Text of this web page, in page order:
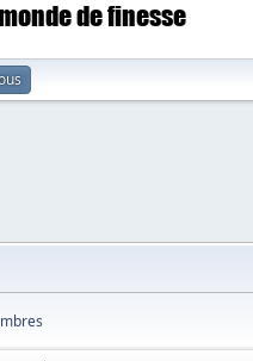
de finesse